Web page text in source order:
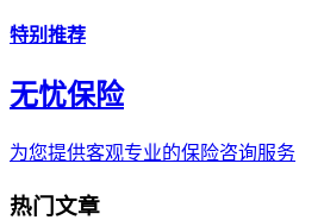
特别推荐
无忧保险
为您提供客观专业的保险咨询服务
热门文章